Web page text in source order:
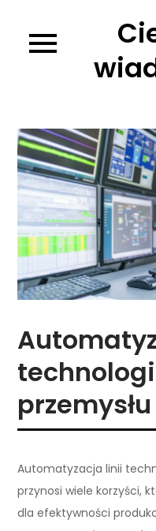
content
przemysłu
Automatyzacja linii
przynosi wiele korzyści,
dla efektywności